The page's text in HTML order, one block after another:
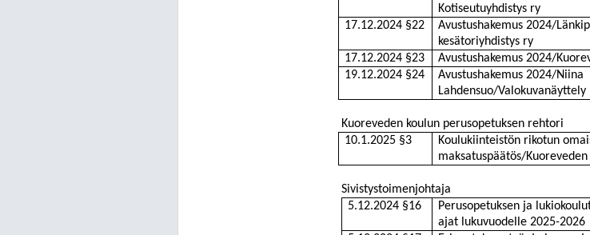
Kotiseutuyhdistys ry
17.12.2024 §22
Avustushakemus 2024/
kesätoriyhdistys ry
17.12.2024 §23
Avustushakemus 2024/
19.12.2024 §24
Avustushakemus 2024/Niina
Lahdensuo/Valokuvanäyttely
Kuoreveden koulun perusopetuksen rehtori
10.1.2025 §3
Koulukiinteistön rikotun
maksatuspäätös/Kuoreveden
Sivistystoimenjohtaja
5.12.2024 §16
Perusopetuksen ja
ajat lukuvuodelle 2025-2026